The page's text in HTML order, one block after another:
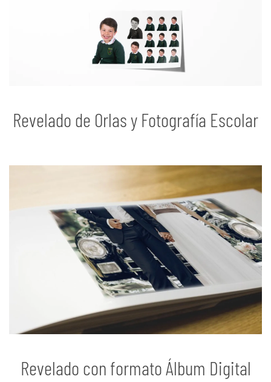
Revelado de Orlas y Fotografía Escolar
Revelado con formato Álbum Digital